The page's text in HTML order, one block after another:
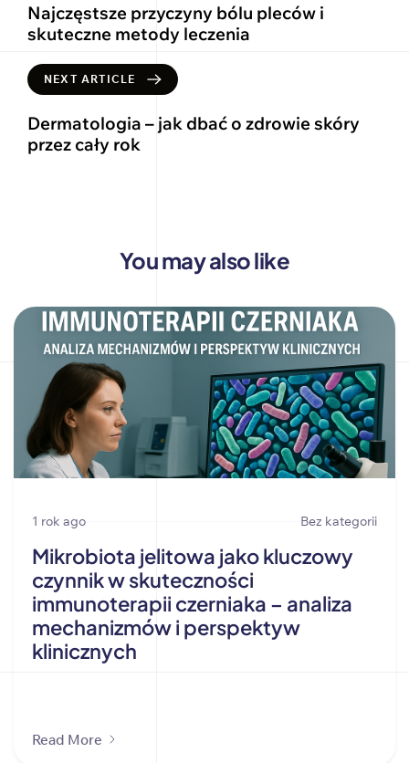
Najczęstsze przyczyny bólu pleców i
skuteczne metody leczenia
NEXT ARTICLE
Dermatologia – jak dbać o zdrowie skóry
przez cały rok
You may also like
1 rok ago Bez kategorii
Mikrobiota jelitowa jako kluczowy
czynnik w skuteczności
immunoterapii czerniaka – analiza
mechanizmów i perspektyw
klinicznych
Read More